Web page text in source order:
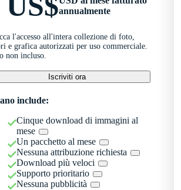
annualmente
l'accesso all'intera collezione di foto,
e grafica autorizzati per uso commerciale.
non incluso.
Iscriviti ora
include:
Cinque download di immagini al
mese
Un pacchetto al mese
Nessuna attribuzione richiesta
Download più veloci
Supporto prioritario
Nessuna pubblicità